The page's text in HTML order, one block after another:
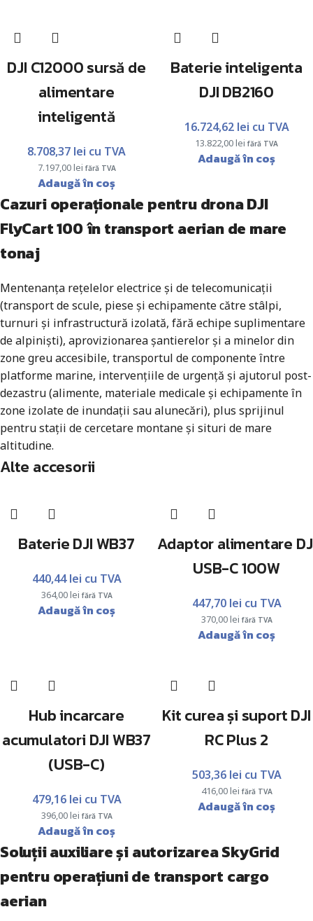
DJI C12000 sursă de
alimentare
inteligentă
7.197,00lei fără TVA
8.708,37 lei cu TVA
Adaugă în coș
Baterie inteligenta
DJI DB2160
13.822,00lei fără TVA
16.724,62 lei cu TVA
Adaugă în coș
Cazuri operaționale pentru drona DJI
FlyCart 100 în transport aerian de mare
tonaj
Mentenanța rețelelor electrice și de telecomunicații
(transport de scule, piese și echipamente către stâlpi,
turnuri și infrastructură izolată, fără echipe suplimentare
de alpiniști), aprovizionarea șantierelor și a minelor din
zone greu accesibile, transportul de componente între
platforme marine, intervențiile de urgență și ajutorul post-
dezastru (alimente, materiale medicale și echipamente în
zone izolate de inundații sau alunecări), plus sprijinul
pentru stații de cercetare montane și situri de mare
altitudine.
Alte accesorii
Baterie DJI WB37
364,00lei fără TVA
440,44lei cu TVA
Adaugă în coș
Adaptor alimentare
USB-C 100W
370,00lei fără TVA
447,70 lei cu TVA
Adaugă în coș
Hub incarcare
acumulatori DJI WB37
(USB-C)
396,00lei fără TVA
479,16 lei cu TVA
Adaugă în coș
Kit curea și suport DJI
RC Plus 2
416,00lei fără TVA
503,36 lei cu TVA
Adaugă în coș
Soluții auxiliare și autorizarea SkyGrid
pentru operațiuni de transport cargo
aerian